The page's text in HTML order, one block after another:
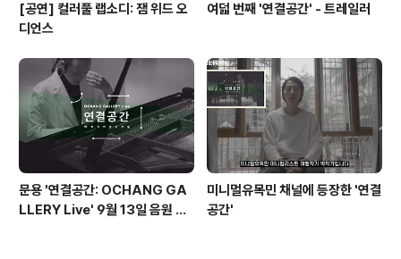
[공연] 컬러풀 랩소디: 잼 위드 오
디언스
여덟 번째 '연결공간' - 트레일러
문용 '연결공간: OCHANG GA
LLERY Live' 9월 13일 음원 발
미니멀유목민 채널에 등장한 '연결
공간'